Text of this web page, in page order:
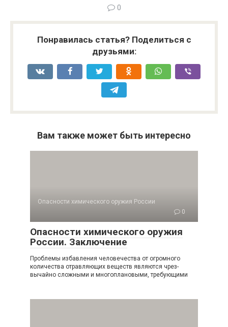
0
Понравилась статья? Поделиться с
друзьями:
Вам также может быть интересно
Опасности химического оружия России
0
Опасности химического оружия
России. Заключение
Проблемы избавления человечества от огромно­го
количества отравляющих веществ являются чрез­
вычайно сложными и многоплановыми, требующи­ми